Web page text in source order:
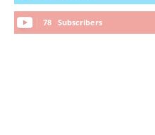
78 Subscribers